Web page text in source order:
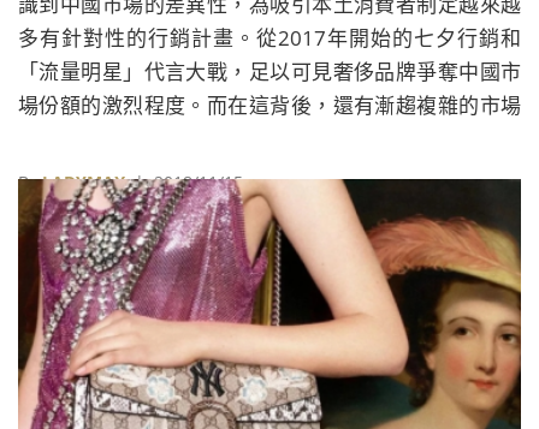
多有針對性的行銷計畫。從2017年開始的七夕行銷和
「流量明星」代言大戰，足以可見奢侈品牌爭奪中國市
場份額的激烈程度。而在這背後，還有漸趨複雜的市場
費群體，中國市場都顯得過於特殊，奢侈品牌幾乎沒有
可複製的統一模式。
ByLADYMAX| 2018/11/15